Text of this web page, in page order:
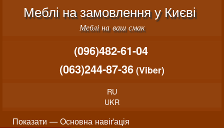
Перейти до основного
Меню облікового запису користувача
Меблі на замовлення у Києві
Меблі на ваш смак
(096)482-61-04
(063)244-87-36 (Viber)
RU
UKR
Основна навіґація
Показати — Основна навіґація